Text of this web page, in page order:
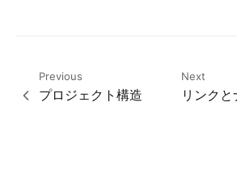
Previous
プロジェクト構造
Next
リンク